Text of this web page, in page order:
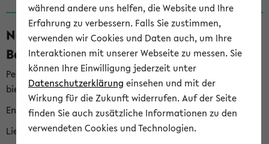
Nachhaltigkeitspreis 2026:
Bewerbungsphase gestartet (06.08.26)
Per E-Mail eingestellt von nachhaltigkeitsbuero@uni-
bielefeld.de an den Verteiler 'Alle Studierenden':
English version below
Liebe Studierende,
während andere uns helfen, die Website und Ihre
Erfahrung zu verbessern. Falls Sie zustimmen,
verwenden wir Cookies und Daten auch, um Ihre
Interaktionen mit unserer Webseite zu messen. Sie
können Ihre Einwilligung jederzeit unter
Datenschutzerklärung einsehen und mit der
Wirkung für die Zukunft widerrufen. Auf der Seite
finden Sie auch zusätzliche Informationen zu den
verwendeten Cookies und Technologien.